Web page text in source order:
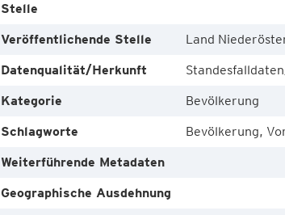
Stelle
Veröffentlichende Stelle
Land
Datenqualität/Herkunft
Kategorie
Bevölkerung
Schlagworte
Bevölkerung,
Weiterführende Metadaten
Geographische Ausdehnung